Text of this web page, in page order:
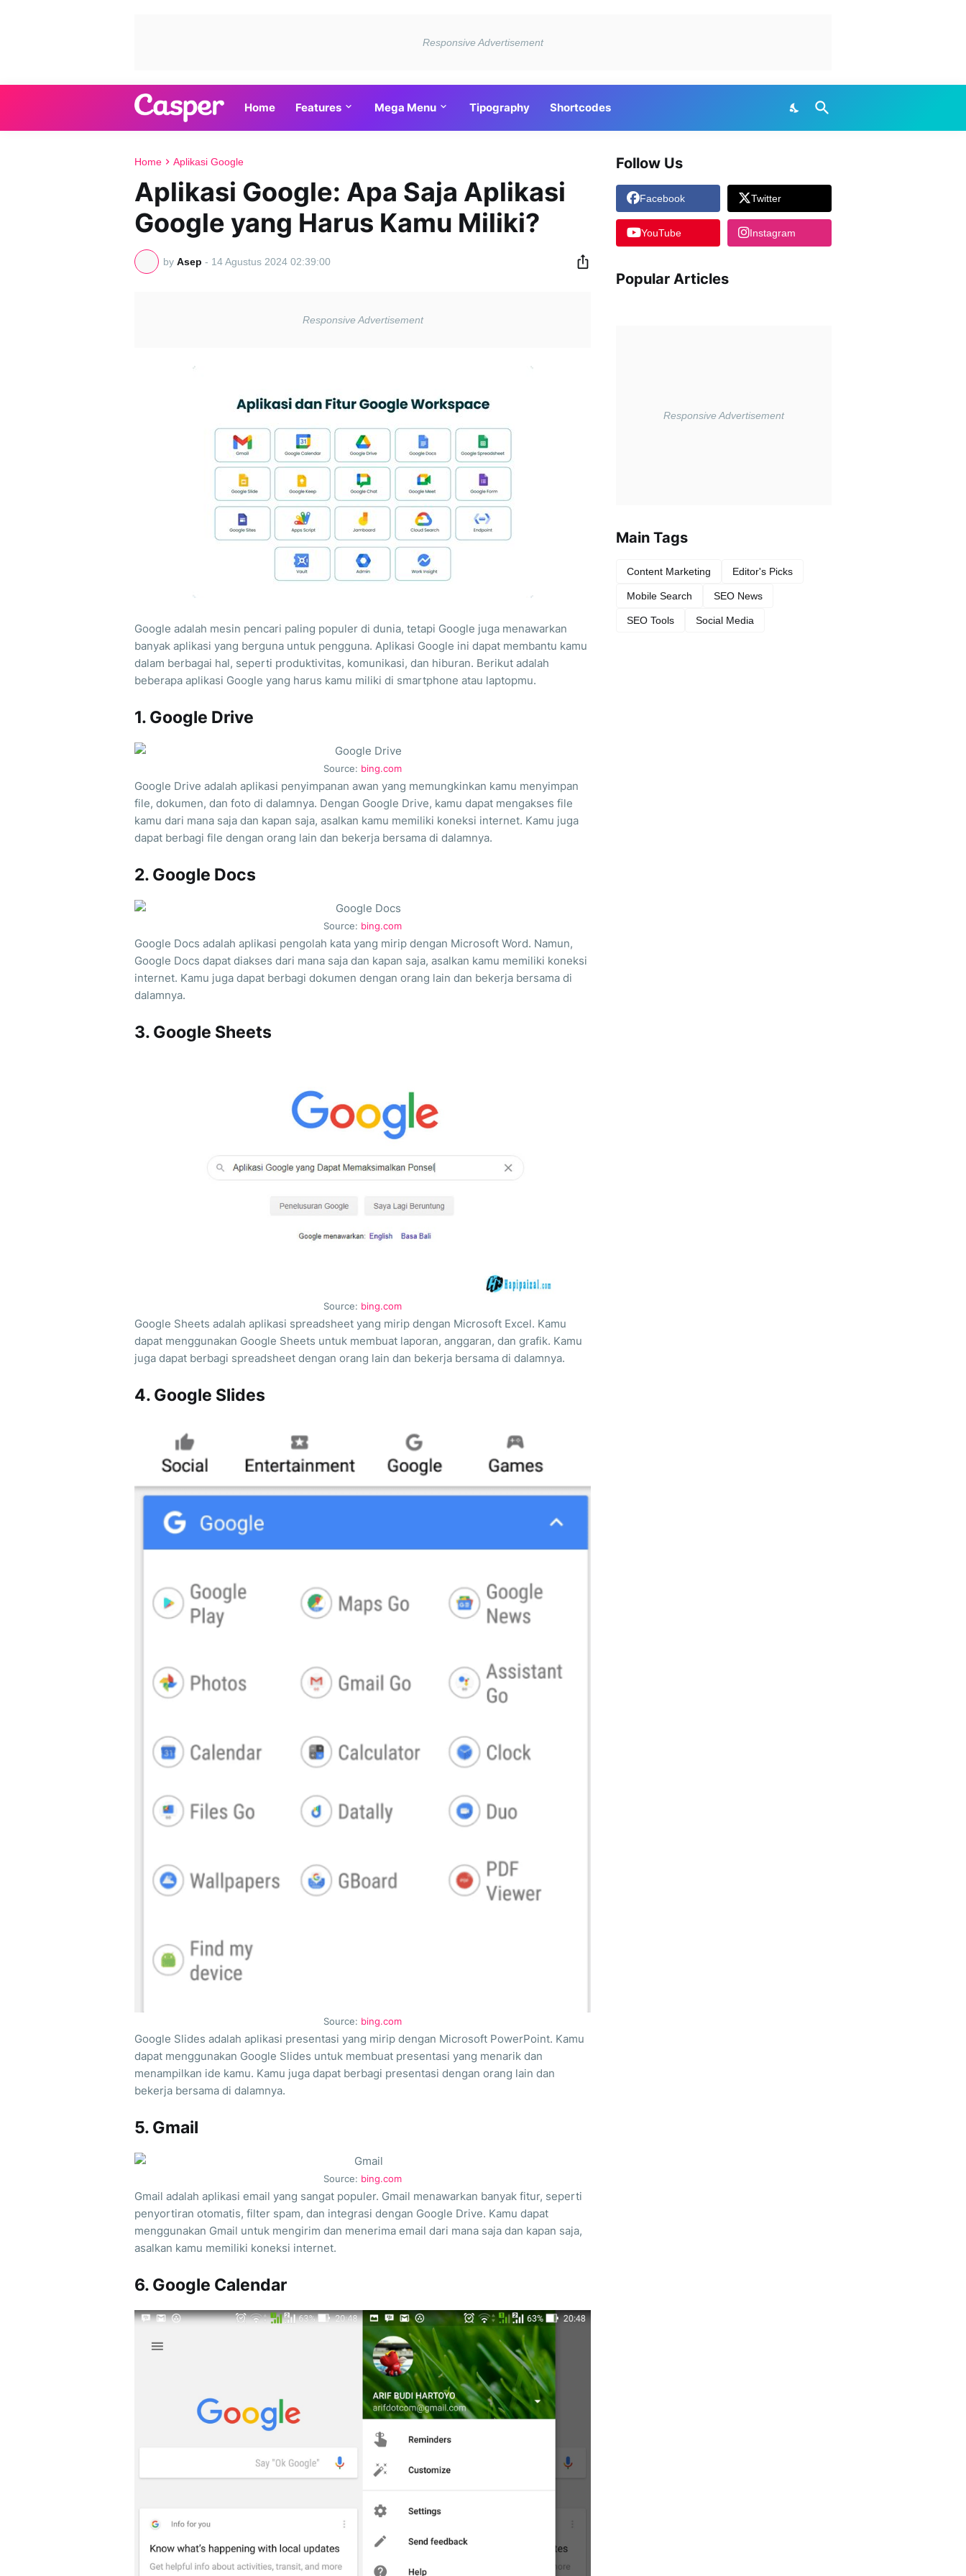
Home Features Mega Menu Tipography Shortcodes
Home Aplikasi Google
Aplikasi Google: Apa Saja Aplikasi
Google yang Harus Kamu Miliki?
by Asep - 14 Agustus 2024 02:39:00
Google adalah mesin pencari paling populer di dunia, tetapi Google juga menawarkan
banyak aplikasi yang berguna untuk pengguna. Aplikasi Google ini dapat membantu kamu
dalam berbagai hal, seperti produktivitas, komunikasi, dan hiburan. Berikut adalah
beberapa aplikasi Google yang harus kamu miliki di smartphone atau laptopmu.
1. Google Drive
Source: bing.com
Google Drive adalah aplikasi penyimpanan awan yang memungkinkan kamu menyimpan
file, dokumen, dan foto di dalamnya. Dengan Google Drive, kamu dapat mengakses file
kamu dari mana saja dan kapan saja, asalkan kamu memiliki koneksi internet. Kamu juga
dapat berbagi file dengan orang lain dan bekerja bersama di dalamnya.
2. Google Docs
Source: bing.com
Google Docs adalah aplikasi pengolah kata yang mirip dengan Microsoft Word. Namun,
Google Docs dapat diakses dari mana saja dan kapan saja, asalkan kamu memiliki koneksi
internet. Kamu juga dapat berbagi dokumen dengan orang lain dan bekerja bersama di
dalamnya.
3. Google Sheets
Source: bing.com
Google Sheets adalah aplikasi spreadsheet yang mirip dengan Microsoft Excel. Kamu
dapat menggunakan Google Sheets untuk membuat laporan, anggaran, dan grafik. Kamu
juga dapat berbagi spreadsheet dengan orang lain dan bekerja bersama di dalamnya.
4. Google Slides
Source: bing.com
Google Slides adalah aplikasi presentasi yang mirip dengan Microsoft PowerPoint. Kamu
dapat menggunakan Google Slides untuk membuat presentasi yang menarik dan
menampilkan ide kamu. Kamu juga dapat berbagi presentasi dengan orang lain dan
bekerja bersama di dalamnya.
5. Gmail
Source: bing.com
Gmail adalah aplikasi email yang sangat populer. Gmail menawarkan banyak fitur, seperti
penyortiran otomatis, filter spam, dan integrasi dengan Google Drive. Kamu dapat
menggunakan Gmail untuk mengirim dan menerima email dari mana saja dan kapan saja,
asalkan kamu memiliki koneksi internet.
6. Google Calendar
Follow Us
Facebook Twitter
YouTube Instagram
Popular Articles
Main Tags
Content Marketing Editor's Picks
Mobile Search SEO News
SEO Tools Social Media